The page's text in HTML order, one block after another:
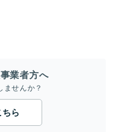
業者方へ
ませんか？
ちら